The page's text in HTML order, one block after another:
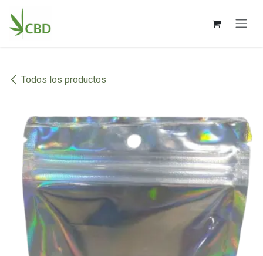
Ir al contenido
Todos los productos